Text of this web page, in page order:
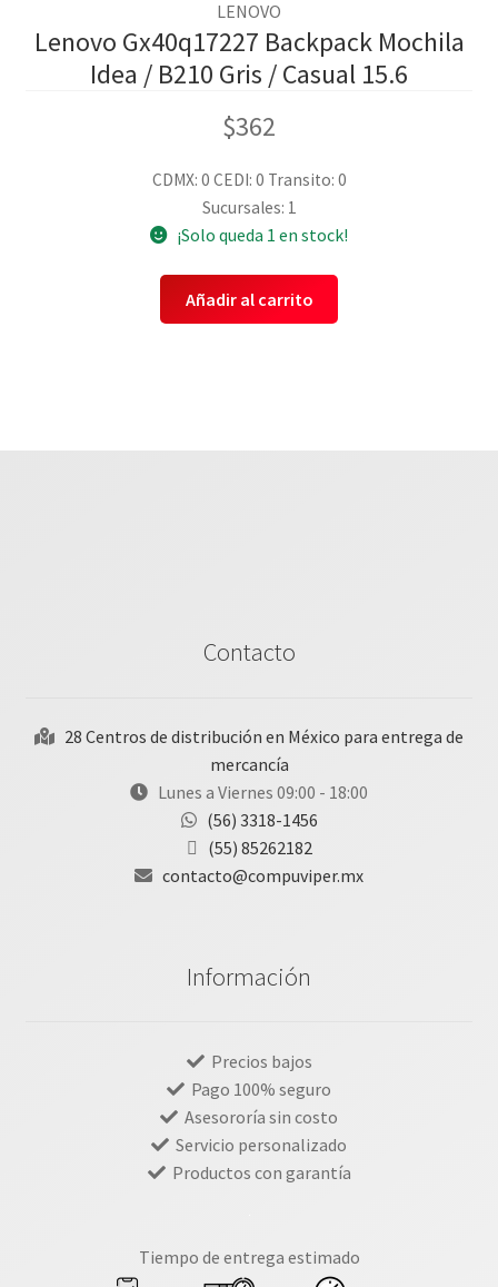
LENOVO
Lenovo Gx40q17227 Backpack Mochila
Idea / B210 Gris / Casual 15.6
$362
CDMX: 0 CEDI: 0 Transito: 0
Sucursales: 1
¡Solo queda 1 en stock!
Añadir al carrito
Contacto
28 Centros de distribución en México para entrega de
mercancía
Lunes a Viernes 09:00 - 18:00
(56) 3318-1456
(55) 85262182
contacto@compuviper.mx
Información
Precios bajos
Pago 100% seguro
Asesororía sin costo
Servicio personalizado
Productos con garantía
Tiempo de entrega estimado